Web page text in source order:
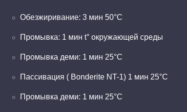
Обезжиривание: 3 мин 50°С
Промывка: 1 мин t° окружающей среды
Промывка деми: 1 мин 25°С
Пассивация ( Bonderite NT-1) 1 мин 25°С
Промывка деми: 1 мин 25°С